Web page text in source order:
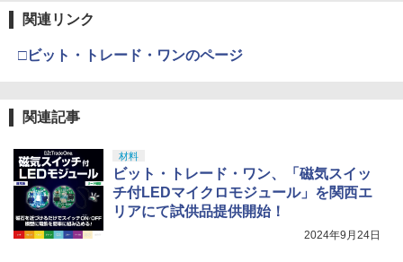
関連リンク
□ビット・トレード・ワンのページ
関連記事
材料
ビット・トレード・ワン、「磁気スイッ
チ付LEDマイクロモジュール」を関西エ
リアにて試供品提供開始！
2024年9月24日